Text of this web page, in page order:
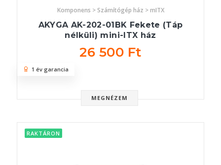
Komponens > Számítógép ház > mITX
AKYGA AK-202-01BK Fekete (Táp
nélküli) mini-ITX ház
26 500 Ft
MEGNÉZEM
1 év garancia
RAKTÁRON